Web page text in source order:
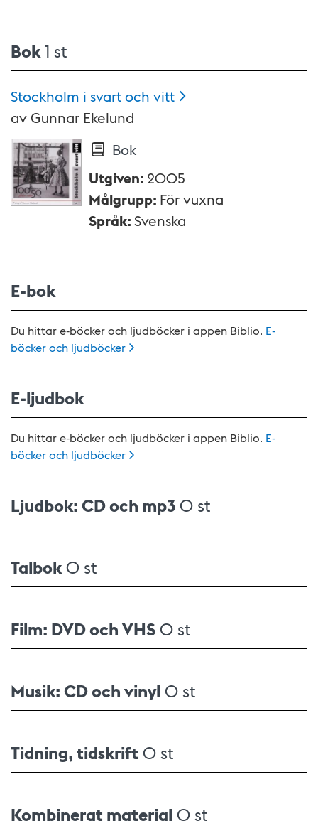
Bok1 st
Stockholm i svart och vitt
avGunnar Ekelund
Bok
Utgiven: 2005
Målgrupp: För vuxna
Språk:Svenska
E-bok
Du hittar e-böcker och ljudböcker i appen Biblio. E-
böcker och ljudböcker
E-ljudbok
Du hittar e-böcker och ljudböcker i appen Biblio. E-
böcker och ljudböcker
Ljudbok: CD och mp30 st
Talbok0 st
Film: DVD och VHS0 st
Musik: CD och vinyl 0 st
Tidning, tidskrift 0 st
Kombinerat material 0 st